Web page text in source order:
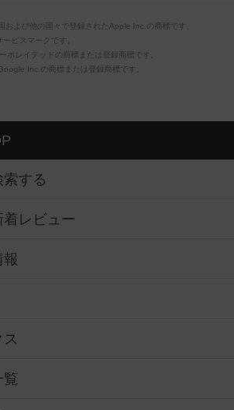
よび他の国々で登録されたApple Inc.の商標です。
ビスマークです。
ポレイテッドの商標または登録商標です。
Inc.の商標または登録商標です。
する
レビュー
覧